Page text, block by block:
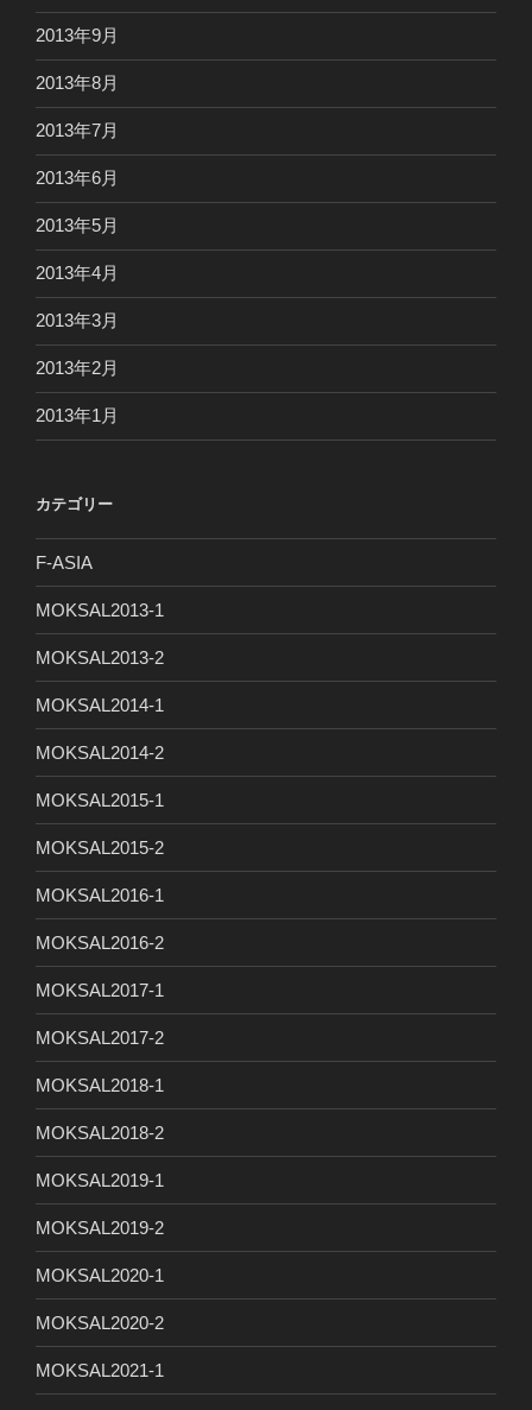
2013年9月
2013年8月
2013年7月
2013年6月
2013年5月
2013年4月
2013年3月
2013年2月
2013年1月
カテゴリー
F-ASIA
MOKSAL2013-1
MOKSAL2013-2
MOKSAL2014-1
MOKSAL2014-2
MOKSAL2015-1
MOKSAL2015-2
MOKSAL2016-1
MOKSAL2016-2
MOKSAL2017-1
MOKSAL2017-2
MOKSAL2018-1
MOKSAL2018-2
MOKSAL2019-1
MOKSAL2019-2
MOKSAL2020-1
MOKSAL2020-2
MOKSAL2021-1